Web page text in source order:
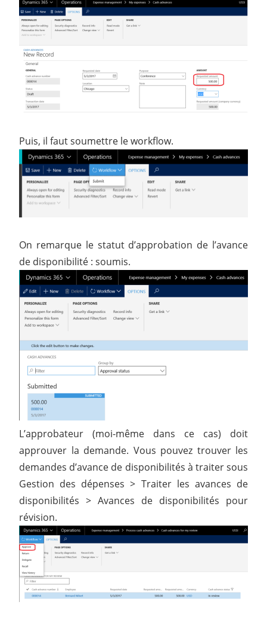
Puis, il faut soumettre le workflow.
On remarque le statut d’approbation de l’avance
de disponibilité : soumis.
L’approbateur (moi-même dans ce cas) doit
approuver la demande. Vous pouvez trouver les
demandes d’avance de disponibilités à traiter sous
Gestion des dépenses > Traiter les avances de
disponibilités > Avances de disponibilités pour
révision.